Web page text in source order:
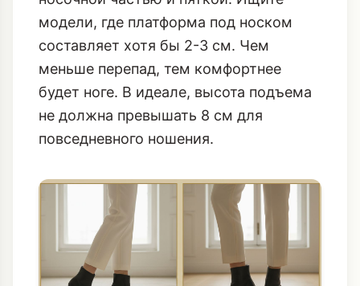
довольно высокой (до 10-12 см),
оставаясь при этом носибельной.
Главное – это разница высот между
носочной частью и пяткой. Ищите
модели, где платформа под носком
составляет хотя бы 2-3 см. Чем
меньше перепад, тем комфортнее
не должна превышать 8 см для
повседневного ношения.